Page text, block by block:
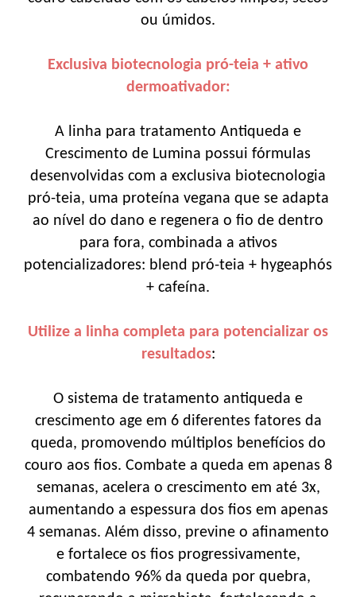
ou úmidos.
Exclusiva biotecnologia pró-teia + ativo
dermoativador:
A linha para tratamento Antiqueda e
Crescimento de Lumina possui fórmulas
desenvolvidas com a exclusiva biotecnologia
pró-teia, uma proteína vegana que se adapta
ao nível do dano e regenera o fio de dentro
para fora, combinada a ativos
potencializadores: blend pró-teia + hygeaphós
+ cafeína.
Utilize a linha completa para potencializar os
resultados:
O sistema de tratamento antiqueda e
crescimento age em 6 diferentes fatores da
queda, promovendo múltiplos benefícios do
couro aos fios. Combate a queda em apenas 8
semanas, acelera o crescimento em até 3x,
aumentando a espessura dos fios em apenas
4 semanas. Além disso, previne o afinamento
e fortalece os fios progressivamente,
combatendo 96% da queda por quebra,